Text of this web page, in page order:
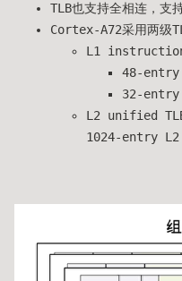
TLB也支持全相连，支
Cortex-A72采用两级
L1 instruction
48-
32-
L2 unified
1024-entry L2